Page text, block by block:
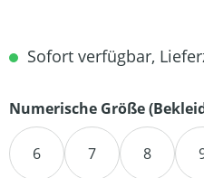
Sofort verfügbar,
Numerische Größe
6 7 8